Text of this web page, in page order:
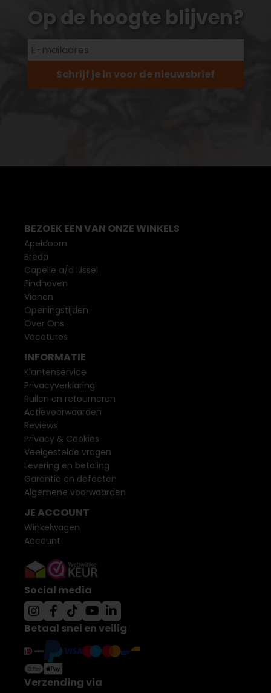
Op de hoogte blijven?
Schrijf je in voor de nieuwsbrief
BEZOEK EEN VAN ONZE WINKELS
Apeldoorn
Breda
Capelle a/d IJssel
Eindhoven
Vianen
Openingstijden
Over Ons
Vacatures
INFORMATIE
Klantenservice
Privacyverklaring
Ruilen en retourneren
Actievoorwaarden
Reviews
Privacy & Cookies
Veelgestelde vragen
Levering en betaling
Garantie en defecten
Algemene voorwaarden
JE ACCOUNT
Winkelwagen
Account
Social media
Betaal snel en veilig
Verzending via